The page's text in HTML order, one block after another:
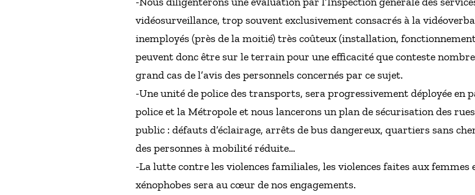
vidéosurveillance, trop souvent exclusivement consacrés à la
inemployés (près de la moitié) très coûteux (installation,
peuvent donc être sur le terrain pour une efficacité que conteste
grand cas de l’avis des personnels concernés par ce sujet.
-Une unité de police des transports, sera progressivement déployée en
police et la Métropole et nous lancerons un plan de sécurisation des
public : défauts d’éclairage, arrêts de bus dangereux, quartiers sans
des personnes à mobilité réduite…
-La lutte contre les violences familiales, les violences faites aux
xénophobes sera au cœur de nos engagements.